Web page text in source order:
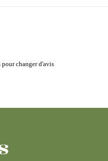
changer d'avis